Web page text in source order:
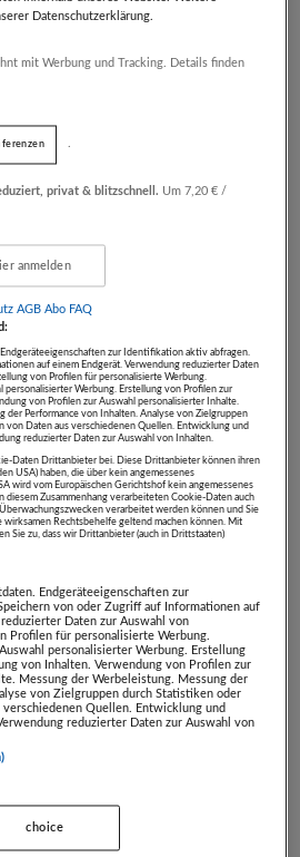
125,00 Artikel beendet
Artikel beendet
für
Datenschutzerklärung.
mit Werbung und Tracking. Details finden
.
privat & blitzschnell. Um 7,20 € /
anmelden
AGB Abo FAQ
zur Identifikation aktiv abfragen.
auf einem Endgerät. Verwendung reduzierter Daten
von Profilen für personalisierte Werbung.
personalisierter Werbung. Erstellung von Profilen zur
von Profilen zur Auswahl personalisierter Inhalte.
der Performance von Inhalten. Analyse von Zielgruppen
Daten aus verschiedenen Quellen. Entwicklung und
reduzierter Daten zur Auswahl von Inhalten.
Daten Drittanbieter bei. Diese Drittanbieter können ihren
USA) haben, die über kein angemessenes
wird vom Europäischen Gerichtshof kein angemessenes
diesem Zusammenhang verarbeiteten Cookie-Daten auch
verarbeitet werden können und Sie
wirksamen Rechtsbehelfe geltend machen können. Mit
Sie zu, dass wir Drittanbieter (auch in Drittstaaten)
Endgeräteeigenschaften zur
von oder Zugriff auf Informationen auf
Daten zur Auswahl von
Profilen für personalisierte Werbung.
personalisierter Werbung. Erstellung
von Inhalten. Verwendung von Profilen zur
Messung der Werbeleistung. Messung der
von Zielgruppen durch Statistiken oder
verschiedenen Quellen. Entwicklung und
reduzierter Daten zur Auswahl von
choice